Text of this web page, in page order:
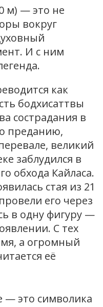
м) — это не
вокруг
И с ним
как
бодхисаттвы
сострадания в
преданию,
великий
заблудился в
обхода Кайласа.
стая из 21
его через
в одну фигуру —
С тех
а огромный
её
— это символика